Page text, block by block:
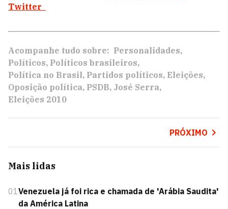
Twitter
Acompanhe tudo sobre: Personalidades
Políticos Políticos brasileiros
Política no Brasil Partidos políticos Eleições
Oposição política PSDB José Serra
Eleições 2010
PRÓXIMO
Mais lidas
01Venezuela já foi rica e chamada de 'Arábia Saudita'
da América Latina